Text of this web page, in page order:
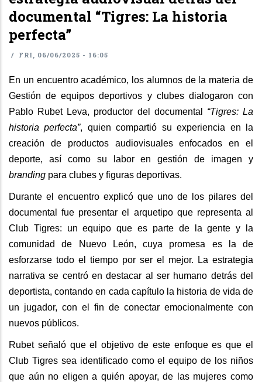
documental “Tigres: La historia
perfecta”
/ FRI, 06/06/2025 - 16:05
En un encuentro académico, los alumnos de la materia de
Gestión de equipos deportivos y clubes dialogaron con
Pablo Rubet Leva, productor del documental “Tigres: La
historia perfecta”, quien compartió su experiencia en la
creación de productos audiovisuales enfocados en el
deporte, así como su labor en gestión de imagen y
branding para clubes y figuras deportivas.
Durante el encuentro explicó que uno de los pilares del
documental fue presentar el arquetipo que representa al
Club Tigres: un equipo que es parte de la gente y la
comunidad de Nuevo León, cuya promesa es la de
esforzarse todo el tiempo por ser el mejor. La estrategia
narrativa se centró en destacar al ser humano detrás del
deportista, contando en cada capítulo la historia de vida de
un jugador, con el fin de conectar emocionalmente con
nuevos públicos.
Rubet señaló que el objetivo de este enfoque es que el
Club Tigres sea identificado como el equipo de los niños
que aún no eligen a quién apoyar, de las mujeres como